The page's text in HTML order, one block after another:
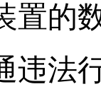
置的
违法